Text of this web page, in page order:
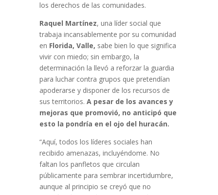
los derechos de las comunidades.
Raquel Martínez, una líder social que
trabaja incansablemente por su comunidad
en Florida, Valle, sabe bien lo que significa
vivir con miedo; sin embargo, la
determinación la llevó a reforzar la guardia
para luchar contra grupos que pretendían
apoderarse y disponer de los recursos de
sus territorios. A pesar de los avances y
mejoras que promovió, no anticipó que
esto la pondría en el ojo del huracán.
“Aquí, todos los líderes sociales han
recibido amenazas, incluyéndome. No
faltan los panfletos que circulan
públicamente para sembrar incertidumbre,
aunque al principio se creyó que no